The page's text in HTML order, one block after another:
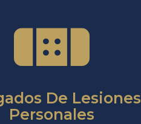
De Lesiones
Personales